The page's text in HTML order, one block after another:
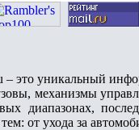
это уникальный
механизмы
диапазонах,
от ухода за